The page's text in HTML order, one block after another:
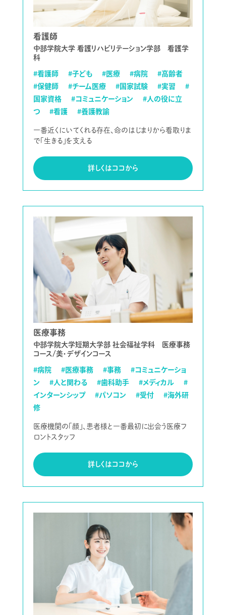
看護師
中部学院大学 看護リハビリテーション学部 看護学
科
#看護師 #子ども #医療 #病院
#高齢者
#保健師
#チーム医療 #国家試験 #実習
#
国家資格
#コミュニケーション
#人の役に立
つ
#看護 #養護教諭
一番近くにいてくれる存在、命のはじまりから看取りま
で「生きる」を支える
詳しくはココから
医療事務
中部学院大学短期大学部 社会福祉学科 医療事務
コース/美・デザインコース
#病院 #医療事務 #事務
#コミュニケーショ
ン
#人と関わる #歯科助手 #メディカル
#
インターンシップ
#パソコン #受付
#海外研
修
医療機関の「顔」、患者様と一番最初に出会う医療フ
ロントスタッフ
詳しくはココから